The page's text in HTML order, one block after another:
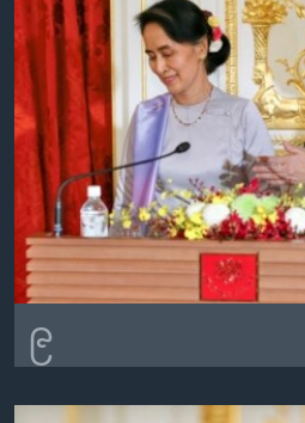
စာမျက်နှာ
သို့
ကျော်
ကြည့်
ရှာဖွေ
နေရာ
ကျော်
ဗွီအိုအေ လူမှုကွန်ယက်များ
ဘာသာစကားများ
၉